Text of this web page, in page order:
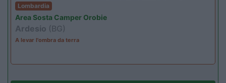
Lombardia
Area Sosta Camper Orobie
Ardesio (BG)
A levar l'ombra da terra